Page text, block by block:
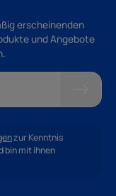
erscheinenden
und Angebote
zur Kenntnis
bin mit ihnen